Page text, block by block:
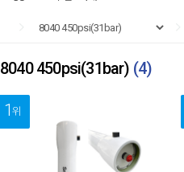
8040 450psi(31bar) (4)
1위